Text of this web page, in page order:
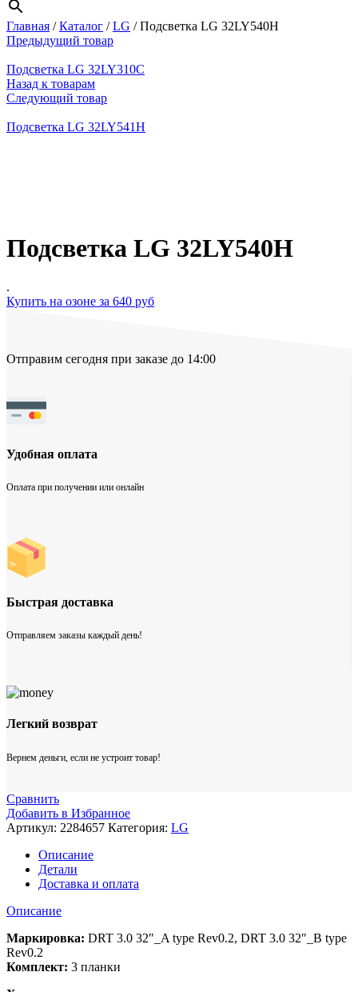
Главная /Каталог /LG /Подсветка LG 32LY540Н
Предыдущий товар
Подсветка LG 32LY310C
Назад к товарам
Следующий товар
Подсветка LG 32LY541Н
Подсветка LG 32LY540Н
.
Купить на озоне за 640 руб
Отправим сегодня при заказе до 14:00
Удобная оплата
Оплата при получении или онлайн
Быстрая доставка
Отправляем заказы каждый день!
Легкий возврат
Вернем деньги, если не устроит товар!
Сравнить
Добавить в Избранное
Артикул: 2284657 Категория: LG
Описание
Детали
Доставка и оплата
Описание
Маркировка: DRT 3.0 32″_A type Rev0.2, DRT 3.0 32″_B type
Rev0.2
Комплект: 3 планки